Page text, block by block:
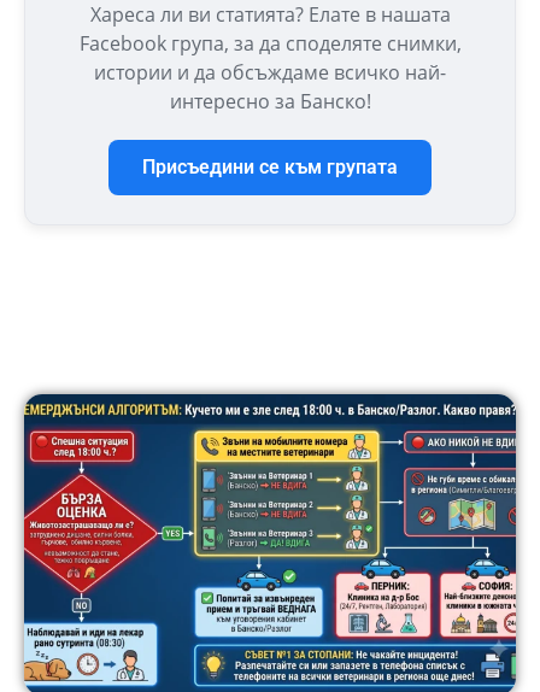
Хареса ли ви статията? Елате в нашата
Facebook група, за да споделяте снимки,
истории и да обсъждаме всичко най-
интересно за Банско!
Присъедини се към групата